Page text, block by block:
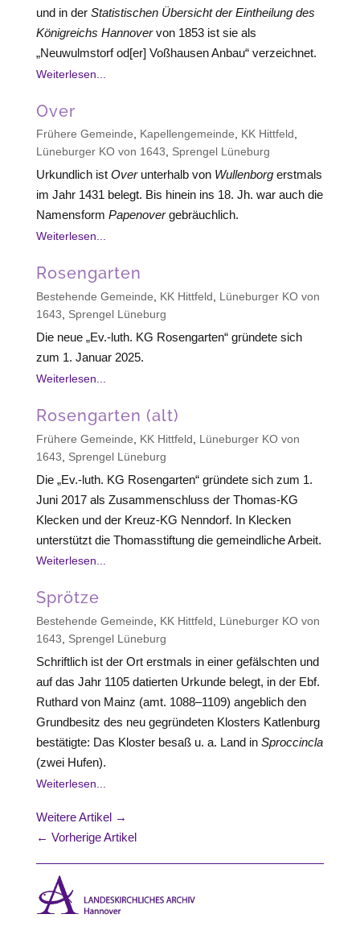
und in der Statistischen Übersicht der Eintheilung des
Königreichs Hannovervon 1853 ist sie als
„Neuwulmstorf od[er] Voßhausen Anbau“ verzeichnet.
Weiterlesen...
Over
Frühere Gemeinde, Kapellengemeinde, KK Hittfeld,
Lüneburger KO von 1643, Sprengel Lüneburg
Urkundlich ist Overunterhalb von Wullenborgerstmals
im Jahr 1431 belegt. Bis hinein ins 18. Jh. war auch die
Namensform Papenovergebräuchlich.
Weiterlesen...
Rosengarten
Bestehende Gemeinde KK Hittfeld
Lüneburger KO von
1643
Sprengel Lüneburg
Die neue „Ev.-luth. KG Rosengarten“ gründete sich
zum 1. Januar 2025.
Weiterlesen...
Rosengarten (alt)
Frühere Gemeinde KK Hittfeld
Lüneburger KO von
1643
Sprengel Lüneburg
Die „Ev.-luth. KG Rosengarten“ gründete sich zum 1.
Juni 2017 als Zusammenschluss der Thomas-KG
Klecken und der Kreuz-KG Nenndorf. In Klecken
unterstützt die Thomasstiftung die gemeindliche Arbeit.
Weiterlesen...
Sprötze
Bestehende Gemeinde KK Hittfeld
Lüneburger KO von
1643
Sprengel Lüneburg
Schriftlich ist der Ort erstmals in einer gefälschten und
auf das Jahr 1105 datierten Urkunde belegt, in der Ebf.
Ruthard von Mainz (amt. 1088–1109) angeblich den
Grundbesitz des neu gegründeten Klosters Katlenburg
bestätigte: Das Kloster besaß u. a. Land in Sproccincla
(zwei Hufen).
Weiterlesen...
Weitere Artikel →
← Vorherige Artikel